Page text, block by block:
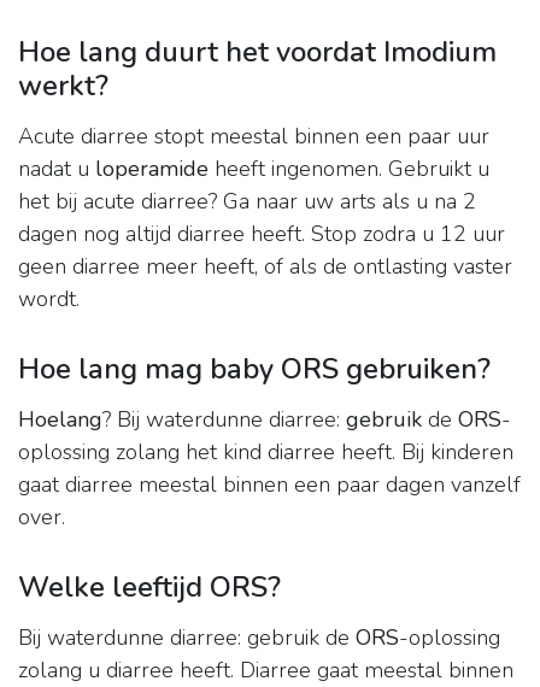
Hoe lang duurt het voordat Imodium
werkt?
Acute diarree stopt meestal binnen een paar uur
nadat u loperamide heeft ingenomen. Gebruikt u
het bij acute diarree? Ga naar uw arts als u na 2
dagen nog altijd diarree heeft. Stop zodra u 12 uur
geen diarree meer heeft, of als de ontlasting vaster
wordt.
Hoe lang mag baby ORS gebruiken?
Hoelang? Bij waterdunne diarree: gebruik de ORS-
oplossing zolang het kind diarree heeft. Bij kinderen
gaat diarree meestal binnen een paar dagen vanzelf
over.
Welke leeftijd ORS?
Bij waterdunne diarree: gebruik de ORS-oplossing
zolang u diarree heeft. Diarree gaat meestal binnen